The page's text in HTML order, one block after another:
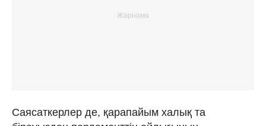
Саясаткерлер де, қарапайым халық та